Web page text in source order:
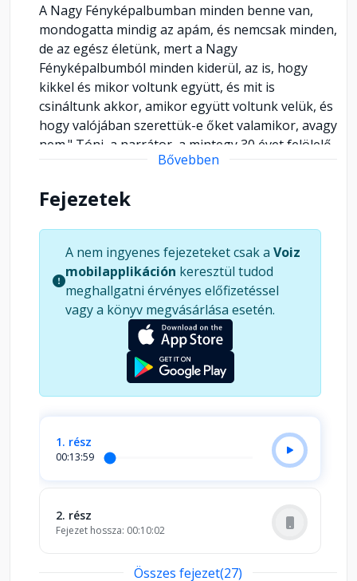
A Nagy Fényképalbumban minden benne van,
mondogatta mindig az apám, és nemcsak minden,
de az egész életünk, mert a Nagy
Fényképalbumból minden kiderül, az is, hogy
kikkel és mikor voltunk együtt, és mit is
csináltunk akkor, amikor együtt voltunk velük, és
hogy valójában szerettük-e őket valamikor, avagy
nem." Tóni, a narrátor, a mintegy 30 évet felölelő,
sok humorral fűszerezett családtörténetben
naiv, de mégis mindent látó szemével nézi a
Tóni történeteit, bensőséges előadásával
számunkra is „családivá” varázsolta ezeket az
emlékeket.
Bővebben
Fejezetek
A nem ingyenes fejezeteket csak a Voiz
mobilapplikáción keresztül tudod
meghallgatni érvényes előfizetéssel
vagy a könyv megvásárlása esetén.
1. rész
00:13:59
2. rész
Fejezet hossza: 00:10:02
Összes fejezet(27)